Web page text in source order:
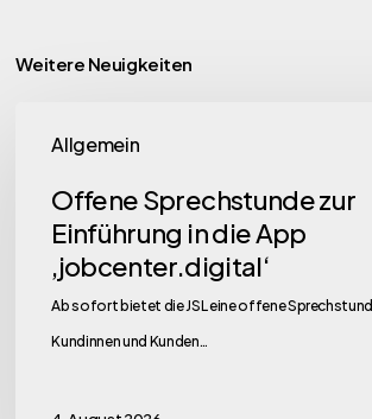
Weitere Neuigkeiten
Allgemein
Sprechstunde
Einführung
App
Offene Sprechstunde zur
Einführung in die App
‚jobcenter.digital‘
Ab sofort bietet die JSL eine offene
Kundinnen und Kunden…